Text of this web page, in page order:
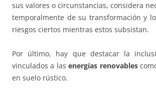
sus valores o circunstancias, considera
temporalmente de su transformación y
riesgos ciertos mientras estos subsistan.
Por último, hay que destacar la
vinculados a lasenergías renovables
en suelo rústico.